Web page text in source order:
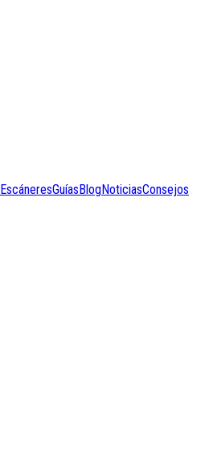
EscáneresGuíasBlogNoticiasConsejos